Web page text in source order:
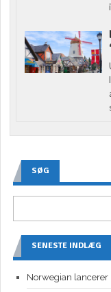
SØG
SENESTE INDLÆG
Norwegian lancerer